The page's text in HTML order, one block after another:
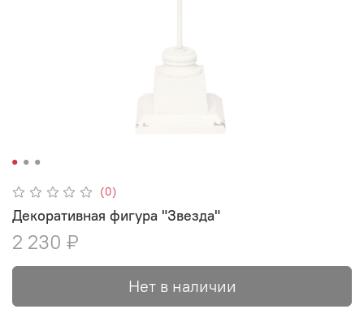
(0)
Декоративная фигура "Звезда"
2 230 ₽
Нет в наличии